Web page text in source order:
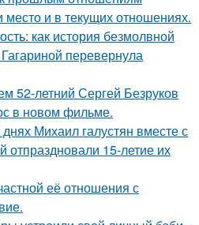
и в текущих отношениях.
как история безмолвной
перевернула
52-летний Сергей Безруков
в новом фильме.
Михаил галустян вместе с
15-летие их
её отношения с